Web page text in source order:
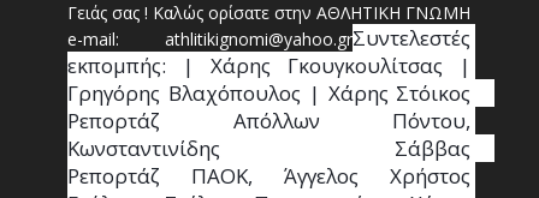
Γειάς σας ! Καλώς ορίσατε στην ΑΘΛΗΤΙΚΗ ΓΝΩΜΗ
e-mail: athlitikignomi@yahoo.grΣυντελεστές
εκπομπής: | Χάρης Γκουγκουλίτσας |
Γρηγόρης Βλαχόπουλος | Χάρης Στόικος
Ρεπορτάζ Απόλλων Πόντου,
Κωνσταντινίδης   Σάββας
Ρεπορτάζ ΠΑΟΚ, Άγγελος Χρήστος